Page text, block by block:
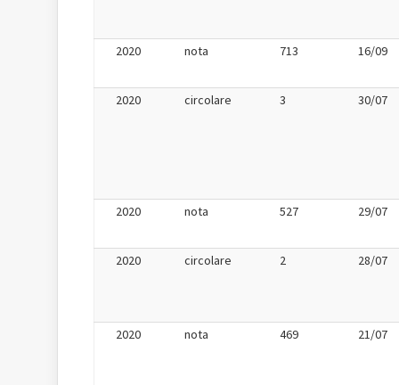
2020 nota 713 16/09
2020 circolare 3 30/07
2020 nota 527 29/07
2020 circolare 2 28/07
2020 nota 469 21/07